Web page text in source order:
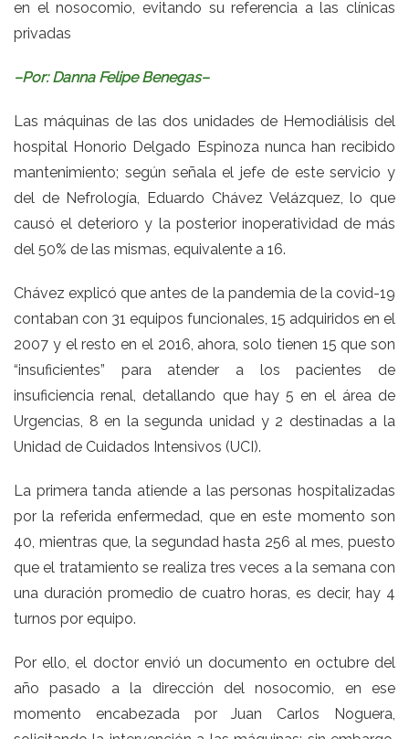
en el nosocomio, evitando su referencia a las clínicas
privadas
–Por: Danna Felipe Benegas–
Las máquinas de las dos unidades de Hemodiálisis del
hospital Honorio Delgado Espinoza nunca han recibido
mantenimiento; según señala el jefe de este servicio y
del de Nefrología, Eduardo Chávez Velázquez, lo que
causó el deterioro y la posterior inoperatividad de más
del 50% de las mismas, equivalente a 16.
Chávez explicó que antes de la pandemia de la covid-19
contaban con 31 equipos funcionales, 15 adquiridos en el
2007 y el resto en el 2016, ahora, solo tienen 15 que son
“insuficientes” para atender a los pacientes de
insuficiencia renal, detallando que hay 5 en el área de
Urgencias, 8 en la segunda unidad y 2 destinadas a la
Unidad de Cuidados Intensivos (UCI).
La primera tanda atiende a las personas hospitalizadas
por la referida enfermedad, que en este momento son
40, mientras que, la segundad hasta 256 al mes, puesto
que el tratamiento se realiza tres veces a la semana con
una duración promedio de cuatro horas, es decir, hay 4
turnos por equipo.
Por ello, el doctor envió un documento en octubre del
año pasado a la dirección del nosocomio, en ese
momento encabezada por Juan Carlos Noguera,